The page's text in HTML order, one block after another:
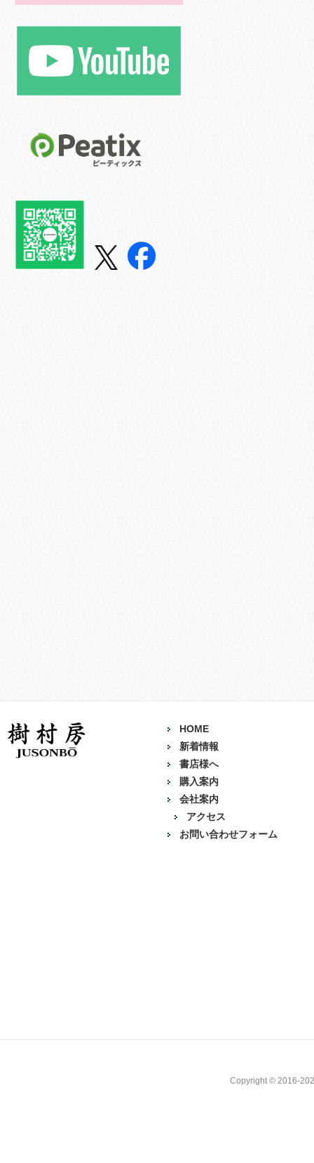
HOME
新着情報
書店様へ
購入案内
会社案内
アクセス
お問い合わせフォーム
Copyright © 2016-